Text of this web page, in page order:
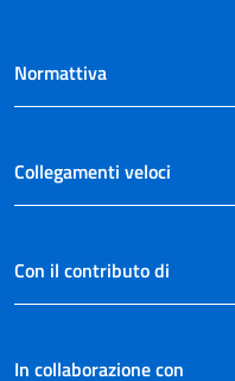
Normattiva
Collegamenti veloci
Con il contributo di
In collaborazione con